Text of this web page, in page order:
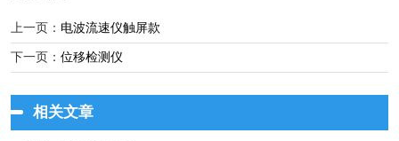
上一页： 电波流速仪触屏款
下一页： 位移检测仪
相关文章